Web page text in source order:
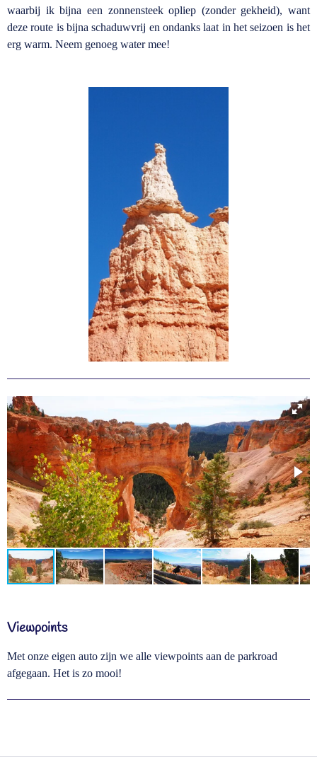
waarbij ik bijna een zonnensteek opliep (zonder gekheid), want
deze route is bijna schaduwvrij en ondanks laat in het seizoen is het
erg warm. Neem genoeg water mee!
Viewpoints
Met onze eigen auto zijn we alle viewpoints aan de parkroad
afgegaan. Het is zo mooi!